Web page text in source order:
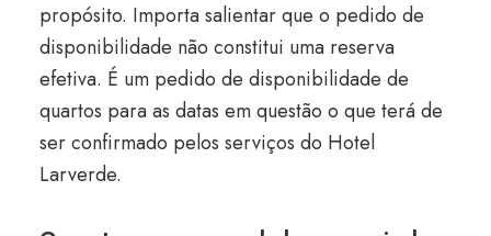
propósito. Importa salientar que o pedido de
disponibilidade não constitui uma reserva
efetiva. É um pedido de disponibilidade de
quartos para as datas em questão o que terá de
ser confirmado pelos serviços do Hotel
Larverde.